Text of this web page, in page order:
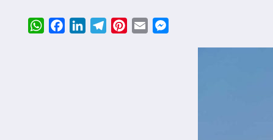
WhatsAppFacebookLinkedInTelegramPinterest
Email